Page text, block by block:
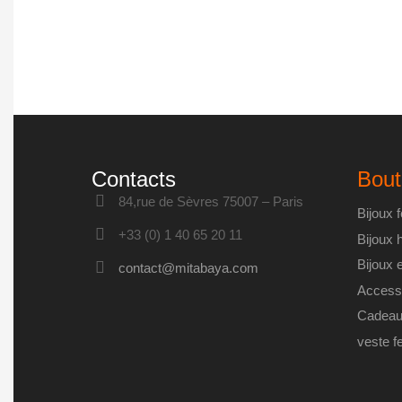
Contacts
84,rue de Sèvres 75007 – Paris
+33 (0) 1 40 65 20 11
contact@mitabaya.com
Bijoux
Bijoux
Bijoux
veste